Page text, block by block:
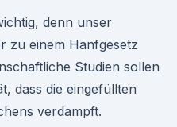
denn unser
zu einem Hanfgesetz
Studien sollen
dass die eingefüllten
verdampft.